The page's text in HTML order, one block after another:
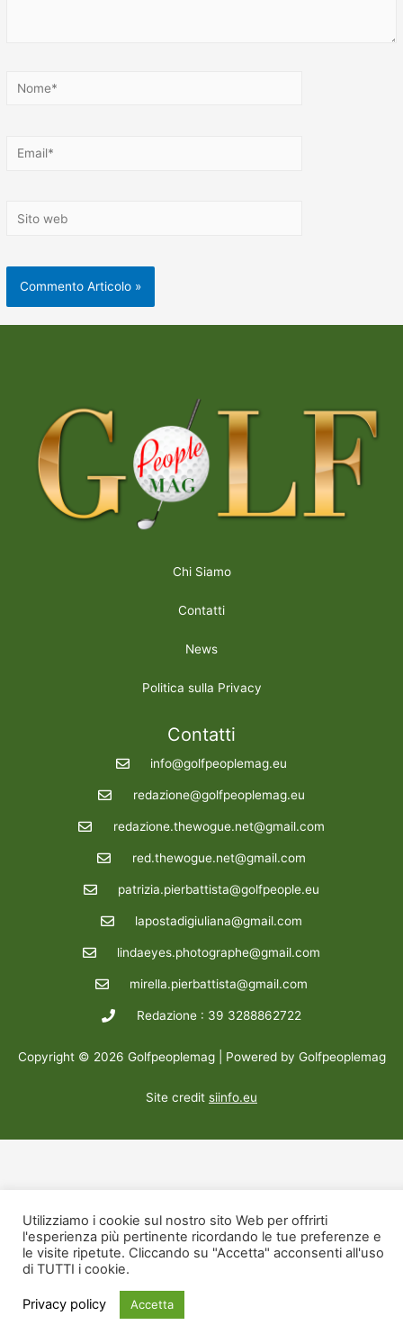
Chi Siamo
Contatti
News
Politica sulla Privacy
Contatti
info@golfpeoplemag.eu
redazione@golfpeoplemag.eu
redazione.thewogue.net@gmail.com
red.thewogue.net@gmail.com
patrizia.pierbattista@golfpeople.eu
lapostadigiuliana@gmail.com
lindaeyes.photographe@gmail.com
mirella.pierbattista@gmail.com
Redazione : 39 3288862722
Copyright © 2026 Golfpeoplemag | Powered by Golfpeoplemag
Site credit siinfo.eu
Utilizziamo i cookie sul nostro sito Web per offrirti
l'esperienza più pertinente ricordando le tue preferenze e
le visite ripetute. Cliccando su "Accetta" acconsenti all'uso
di TUTTI i cookie.
Privacy policy Accetta